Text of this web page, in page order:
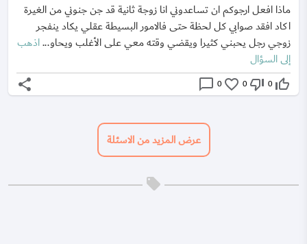
ماذا افعل ارجوكم ان تساعدوني انا زوجة ثانية قد جن جنوني من الغيرة
اكاد افقد صوابي كل لحظة حتى فالامور البسيطة عقلي يكاد ينفجر
زوجي رجل يحبني كثيرا ويقضي وقته معي على الأغلب ويحاو...اذهب
إلى السؤال
thumb_up_off_alt
0
thumb_down_off_alt
0
favorite_border
0
chat_bubble_outline
share
عرض المزيد من الاسئلة